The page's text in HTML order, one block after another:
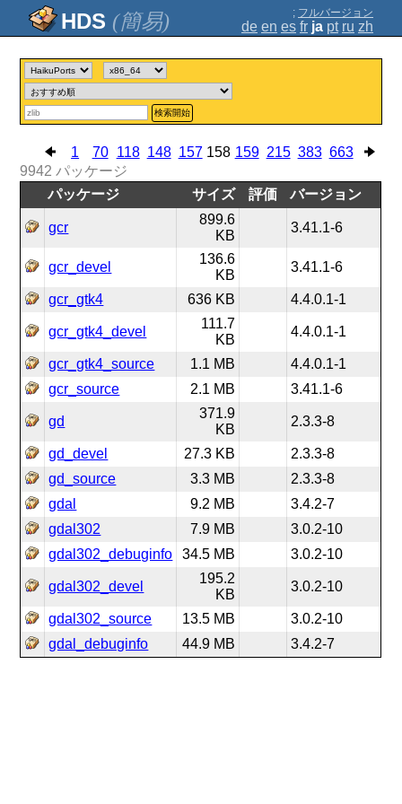
(簡易) ; フルバージョン
de en es fr ja pt ru zh
検索開始
1 70 118 148 157 158 159 215 383 663
9942 パッケージ
パッケージ
サイズ 評価 バージョン
gcr
899.6
KB
3.41.1-6
gcr_devel
136.6
KB
3.41.1-6
gcr_gtk4 636 KB 4.4.0.1-1
gcr_gtk4_devel
111.7
KB
4.4.0.1-1
gcr_gtk4_source 1.1 MB
4.4.0.1-1
gcr_source
2.1 MB 3.41.1-6
gd
371.9
KB
2.3.3-8
gd_devel 27.3 KB
2.3.3-8
gd_source
3.3 MB
2.3.3-8
gdal
9.2 MB
3.4.2-7
gdal302
7.9 MB
3.0.2-10
gdal302_debuginfo
34.5 MB 3.0.2-10
gdal302_devel
195.2
KB
3.0.2-10
gdal302_source 13.5 MB
3.0.2-10
gdal_debuginfo
44.9 MB 3.4.2-7